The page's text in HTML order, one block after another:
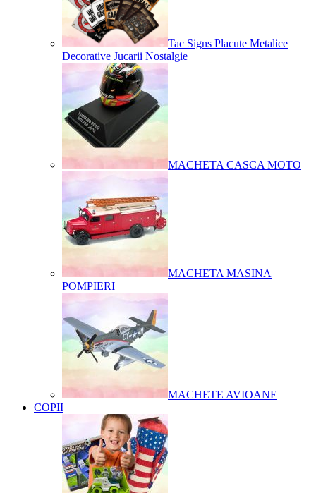
Tac Signs Placute Metalice
Decorative Jucarii Nostalgie
MACHETA CASCA MOTO
MACHETA MASINA
POMPIERI
MACHETE AVIOANE
COPII